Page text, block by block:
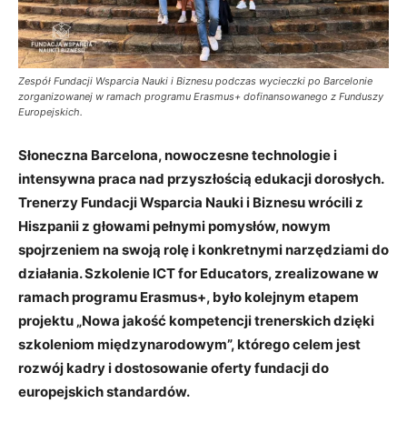
Zespół Fundacji Wsparcia Nauki i Biznesu podczas wycieczki po Barcelonie
zorganizowanej w ramach programu Erasmus+ dofinansowanego z Funduszy
Europejskich.
Słoneczna Barcelona, nowoczesne technologie i
intensywna praca nad przyszłością edukacji dorosłych.
Trenerzy Fundacji Wsparcia Nauki i Biznesu wrócili z
Hiszpanii z głowami pełnymi pomysłów, nowym
spojrzeniem na swoją rolę i konkretnymi narzędziami do
działania. Szkolenie ICT for Educators, zrealizowane w
ramach programu Erasmus+, było kolejnym etapem
projektu „Nowa jakość kompetencji trenerskich dzięki
szkoleniom międzynarodowym”, którego celem jest
rozwój kadry i dostosowanie oferty fundacji do
europejskich standardów.